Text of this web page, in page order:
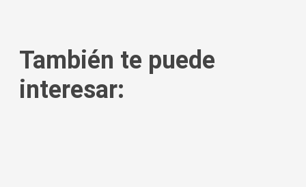
También te puede
interesar: